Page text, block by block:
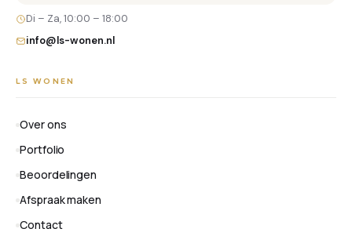
Di – Za, 10:00 – 18:00
info@ls-wonen.nl
LS WONEN
Over ons
Portfolio
Beoordelingen
Afspraak maken
Contact